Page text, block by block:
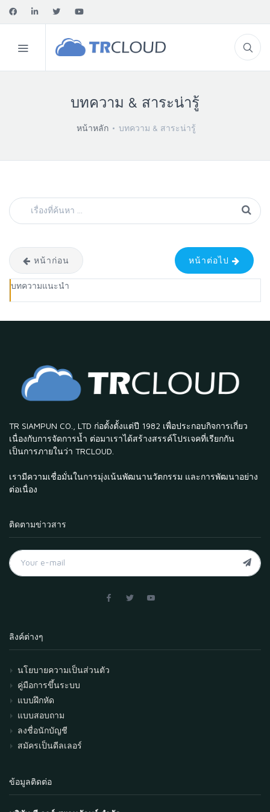
บทความ & สาระน่ารู้
หน้าหลัก บทความ & สาระน่ารู้
หน้าก่อน หน้าต่อไป
บทความแนะนำ
TR SIAMPUN CO., LTD ก่อตั้งตั้งแต่ปี 1982 เพื่อประกอบกิจการเกี่ยว
เนื่องกับการจัดการน้ำ ต่อมาเราได้สร้างสรรค์โปรเจคที่เรียกกัน
เป็นการภายในว่า TRCLOUD.
เรามีความเชื่อมั่นในการมุ่งเน้นพัฒนานวัตกรรม และการพัฒนาอย่าง
ต่อเนื่อง
ติดตามข่าวสาร
ลิงค์ต่างๆ
นโยบายความเป็นส่วนตัว
คู่มือการขึ้นระบบ
แบบฝึกหัด
แบบสอบถาม
ลงชื่อนักบัญชี
สมัครเป็นดีลเลอร์
ข้อมูลติดต่อ